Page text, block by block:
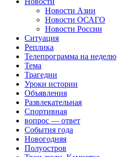
Новости Азии
Новости ОСАГО
Новости России
Ситуация
Реплика
Телепрограмма на неделю
Тема
Трагедии
Уроки истории
Объявления
Развлекательная
Спортивная
вопрос — ответ
События года
Новогодняя
Полуостров